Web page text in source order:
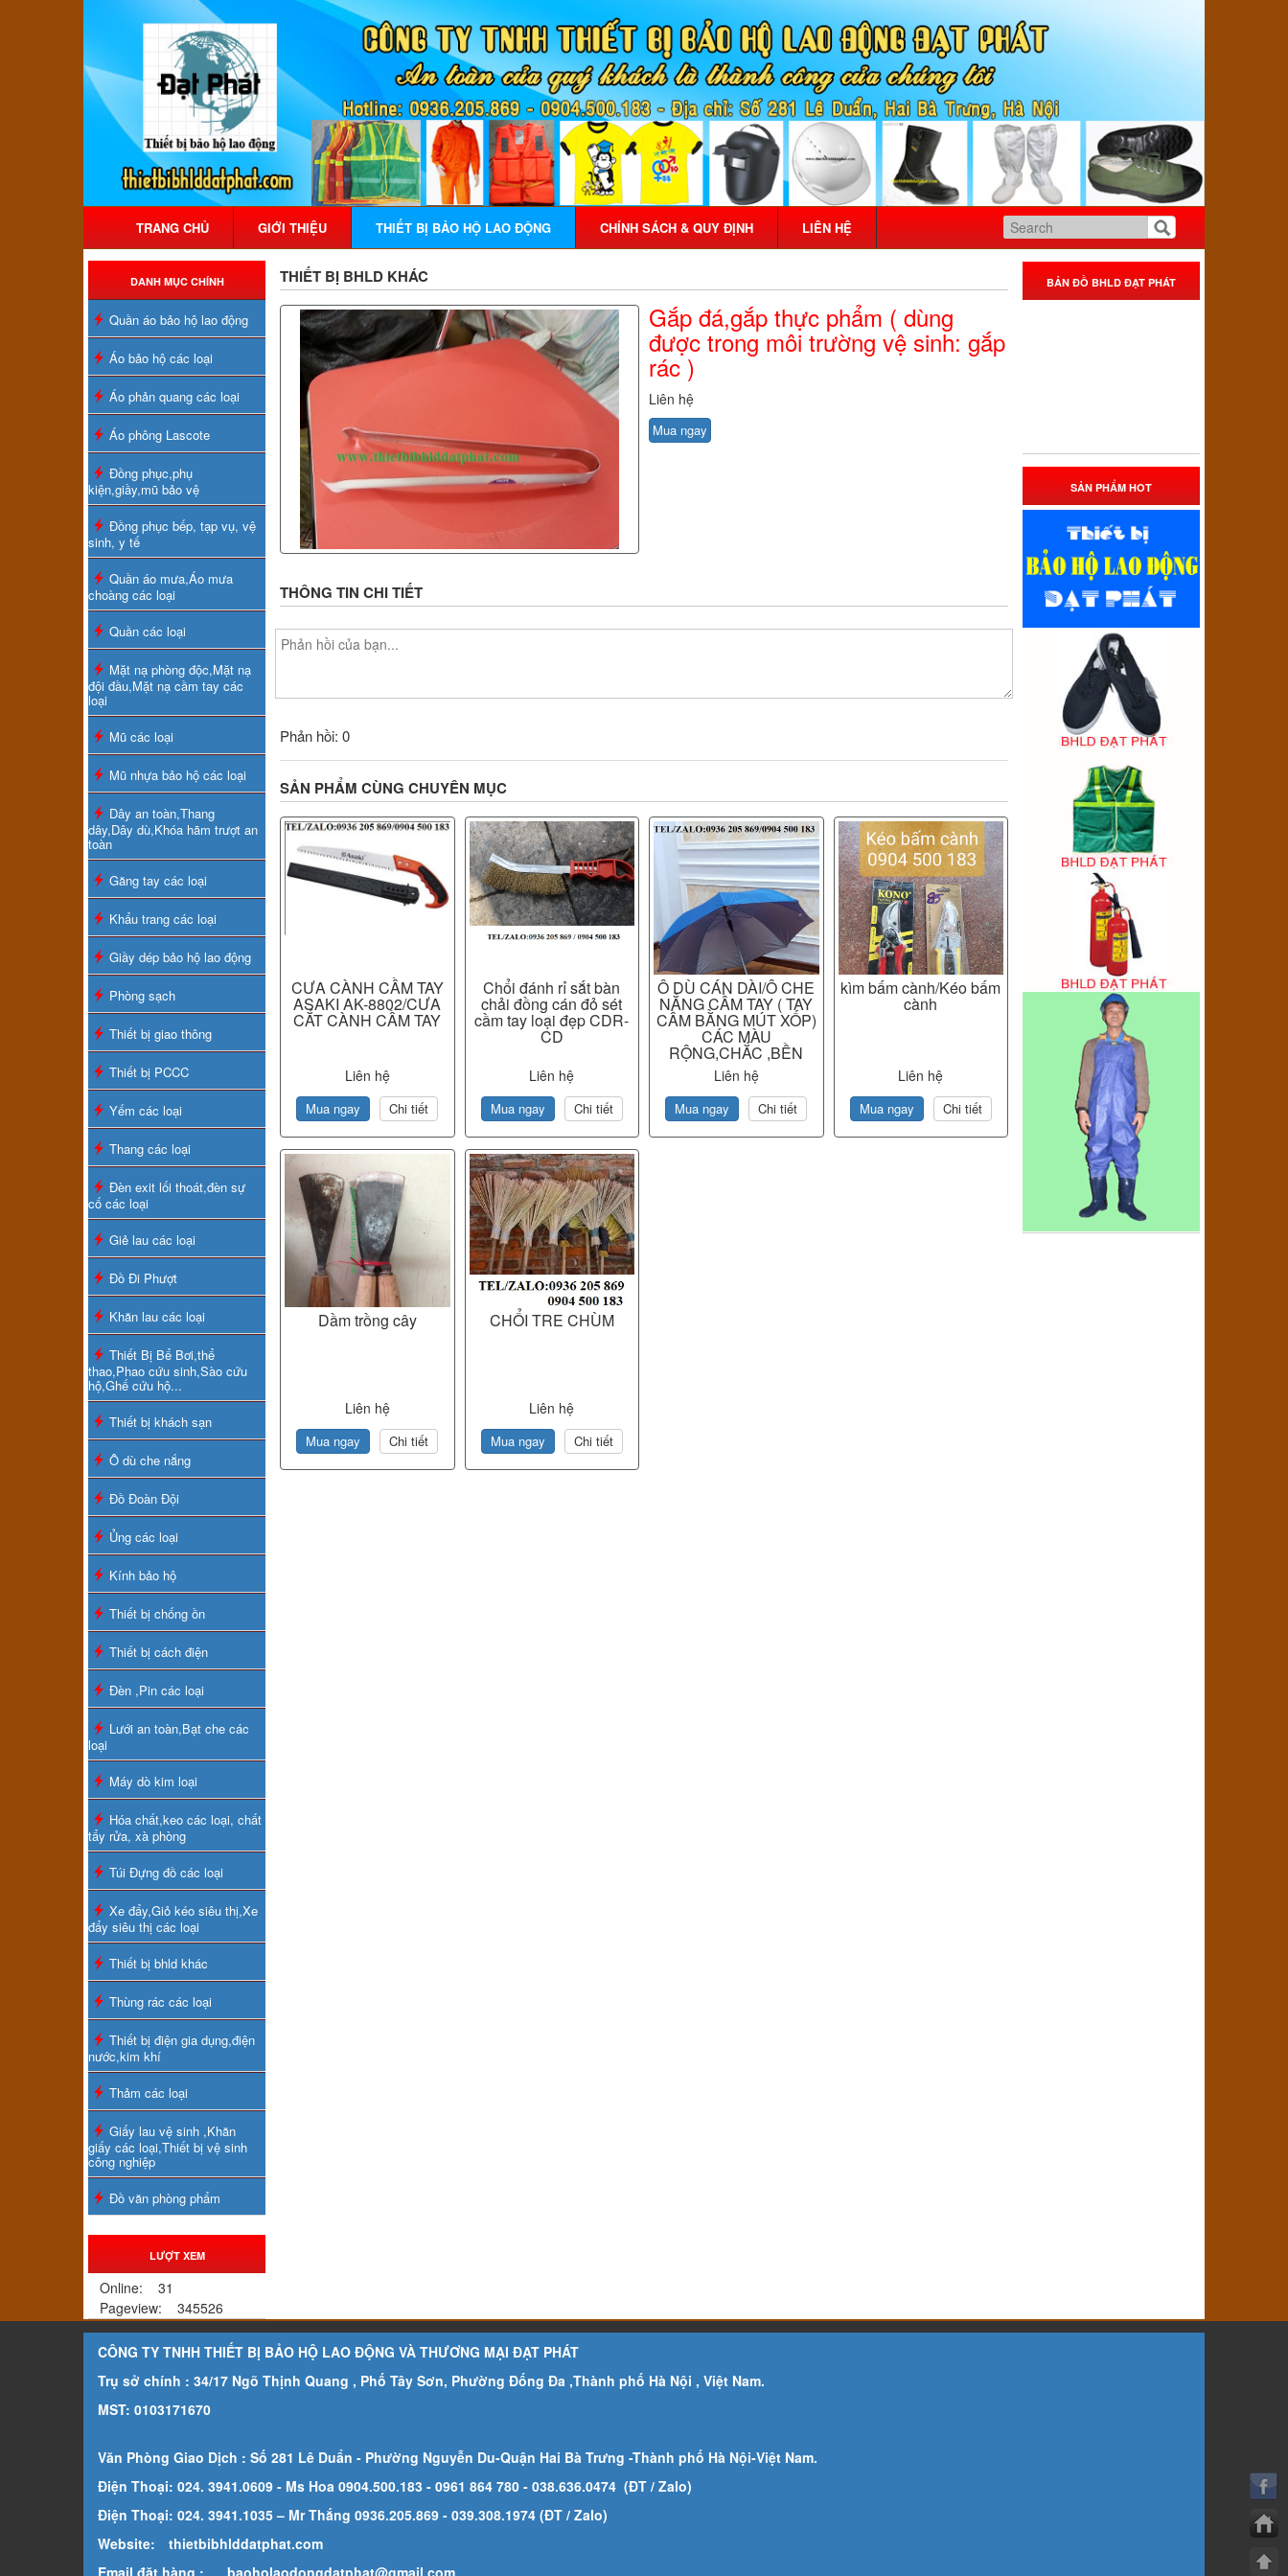
TRANG CHỦ GIỚI THIỆU THIẾT BỊ BẢO HỘ LAO ĐỘNG CHÍNH SÁCH & QUY ĐỊNH LIÊN HỆ
DANH MỤC CHÍNH
Quần áo bảo hộ lao động
Áo bảo hộ các loại
Áo phản quang các loại
Áo phông Lascote
Đồng phục,phụ
kiện,giầy,mũ bảo vệ
Đồng phục bếp, tạp vụ, vệ
sinh, y tế
Quần áo mưa,Áo mưa
choàng các loại
Quần các loại
Mặt nạ phòng độc,Mặt nạ
đội đầu,Mặt nạ cầm tay các
loại
Mũ các loại
Mũ nhựa bảo hộ các loại
Dây an toàn,Thang
dây,Dây dù,Khóa hãm trượt an
toàn
Găng tay các loại
Khẩu trang các loại
Giầy dép bảo hộ lao động
Phòng sạch
Thiết bị giao thông
Thiết bị PCCC
Yếm các loại
Thang các loại
Đèn exit lối thoát,đèn sự
cố các loại
Giẻ lau các loại
Đồ Đi Phượt
Khăn lau các loại
Thiết Bị Bể Bơi,thể
thao,Phao cứu sinh,Sào cứu
hộ,Ghế cứu hộ...
Thiết bị khách sạn
Ô dù che nắng
Đồ Đoàn Đội
Ủng các loại
Kính bảo hộ
Thiết bị chống ồn
Thiết bị cách điện
Đèn ,Pin các loại
Lưới an toàn,Bạt che các
loại
Máy dò kim loại
Hóa chất,keo các loại, chất
tẩy rửa, xà phòng
Túi Đựng đồ các loại
Xe đẩy,Giỏ kéo siêu thị,Xe
đẩy siêu thị các loại
Thiết bị bhld khác
Thùng rác các loại
Thiết bị điện gia dụng,điện
nước,kim khí
Thảm các loại
Giấy lau vệ sinh ,Khăn
giấy các loại,Thiết bị vệ sinh
công nghiệp
Đồ văn phòng phẩm
LƯỢT XEM
Online:
31
Pageview:
345526
THIẾT BỊ BHLD KHÁC
Gắp đá,gắp thực phẩm ( dùng
được trong môi trường vệ sinh: gắp
rác )
Liên hệ
Mua ngay
THÔNG TIN CHI TIẾT
Phản hồi: 0
SẢN PHẨM CÙNG CHUYÊN MỤC
CƯA CÀNH CẦM TAY
ASAKI AK-8802/CƯA
CẮT CÀNH CẦM TAY
Liên hệ
Mua ngay Chi tiết
Chổi đánh rỉ sắt bàn
chải đồng cán đỏ sét
cầm tay loại đẹp CDR-
CD
Liên hệ
Mua ngay Chi tiết
Ô DÙ CÁN DÀI/Ô CHE
NẮNG CẦM TAY ( TAY
CẦM BẰNG MÚT XỐP)
CÁC MÀU
RỘNG,CHẮC ,BỀN
Liên hệ
Mua ngay Chi tiết
kìm bấm cành/Kéo bấm
cành
Liên hệ
Mua ngay Chi tiết
Dầm trồng cây
Liên hệ
Mua ngay Chi tiết
CHỔI TRE CHÙM
Liên hệ
Mua ngay Chi tiết
BẢN ĐỒ BHLD ĐẠT PHÁT
SẢN PHẨM HOT
CÔNG TY TNHH THIẾT BỊ BẢO HỘ LAO ĐỘNG VÀ THƯƠNG MẠI ĐẠT PHÁT
Trụ sở chính : 34/17 Ngõ Thịnh Quang , Phố Tây Sơn, Phường Đống Đa ,Thành phố Hà Nội , Việt Nam.
MST: 0103171670
Văn Phòng Giao Dịch : Số 281 Lê Duẩn - Phường Nguyễn Du-Quận Hai Bà Trưng -Thành phố Hà Nội-Việt Nam.
Điện Thoại: 024. 3941.0609 - Ms Hoa 0904.500.183 - 0961 864 780 - 038.636.0474 (ĐT / Zalo)
Điện Thoại: 024. 3941.1035 – Mr Thắng 0936.205.869 - 039.308.1974 (ĐT / Zalo)
Website:
thietbibhlddatphat.com
Email đặt hàng : baoholaodongdatphat@gmail.com